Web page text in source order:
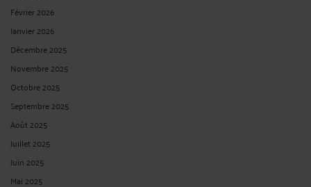
Janvier 2026
Décembre 2025
Novembre 2025
Octobre 2025
Septembre 2025
Août 2025
Juillet 2025
Juin 2025
Mai 2025
Avril 2025